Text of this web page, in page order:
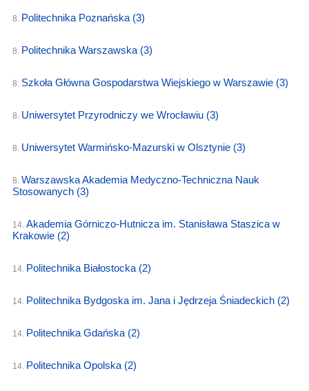
8. Politechnika Poznańska (3)
8. Politechnika Warszawska (3)
8. Szkoła Główna Gospodarstwa Wiejskiego w Warszawie (3)
8. Uniwersytet Przyrodniczy we Wrocławiu (3)
8. Uniwersytet Warmińsko-Mazurski w Olsztynie (3)
8. Warszawska Akademia Medyczno-Techniczna Nauk
Stosowanych (3)
14. Akademia Górniczo-Hutnicza im. Stanisława Staszica w
Krakowie (2)
14. Politechnika Białostocka (2)
14. Politechnika Bydgoska im. Jana i Jędrzeja Śniadeckich (2)
14. Politechnika Gdańska (2)
14. Politechnika Opolska (2)